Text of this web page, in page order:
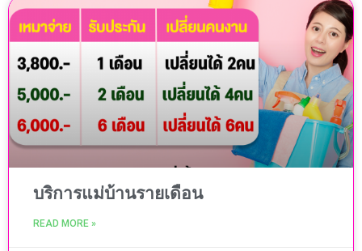
บริการแม่บ้านรายเดือน
READ MORE »